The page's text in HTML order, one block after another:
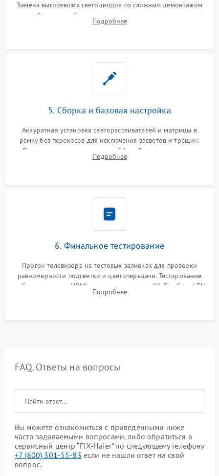
Замена выгоревших светодиодов со сложным демонтажом
хрупкой матрицы. Восстановление поврежденных дорожек,
прошивка микросхем памяти EEPROM
Подробнее
5. Сборка и базовая настройка
Аккуратная установка светорассеивателей и матрицы в
рамку без перекосов для исключения засветов и трещин.
Подключение внутренних шлейфов. Закрытие корпуса.
Сброс настроек и обновление программного обеспечения.
Подробнее
6. Финальное тестирование
Прогон телевизора на тестовых заливках для проверки
равномерности подсветки и цветопередачи. Тестирование
работы разъемов HDMI, динамиков, модуля Wi-Fi и Smart TV
в рабочем режиме в течение нескольких часов.
Подробнее
FAQ. Ответы на вопросы
Вы можете ознакомиться с приведенными ниже
часто задаваемыми вопросами, либо обратиться в
сервисный центр “FIX-Haier” по следующему телефону
+7 (800) 301-55-83 если не нашли ответ на свой
вопрос.